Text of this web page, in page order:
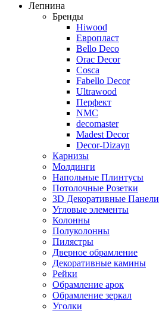
Лепнина
Бренды
Hiwood
Европласт
Bello Deco
Orac Decor
Cosca
Fabello Decor
Ultrawood
Перфект
NMC
decomaster
Madest Decor
Decor-Dizayn
Карнизы
Молдинги
Напольные Плинтусы
Потолочные Розетки
3D Декоративные Панели
Угловые элементы
Колонны
Полуколонны
Пилястры
Дверное обрамление
Декоративные камины
Рейки
Обрамление арок
Обрамление зеркал
Уголки